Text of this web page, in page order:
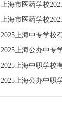
上海市医药学校
上海市医药学校